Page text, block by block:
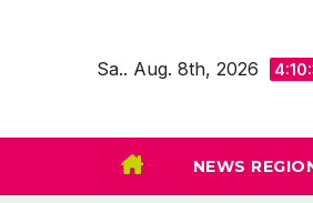
Sa.. Aug. 8th, 2026
NEWS